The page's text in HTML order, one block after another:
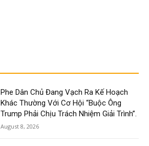
Phe Dân Chủ Đang Vạch Ra Kế Hoạch
Khác Thường Với Cơ Hội “Buộc Ông
Trump Phải Chịu Trách Nhiệm Giải Trình”.
August 8, 2026